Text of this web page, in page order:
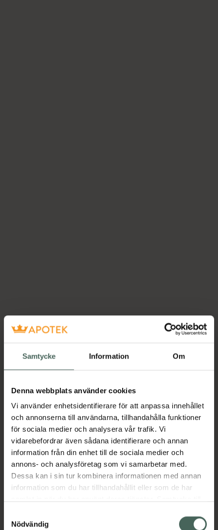
Samtycke Information Om
Denna webbplats använder cookies
Vi använder enhetsidentifierare för att anpassa innehållet
och annonserna till användarna, tillhandahålla funktioner
för sociala medier och analysera vår trafik. Vi
vidarebefordrar även sådana identifierare och annan
information från din enhet till de sociala medier och
annons- och analysföretag som vi samarbetar med.
Dessa kan i sin tur kombinera informationen med annan
information som du har tillhandahållit eller som de har
återkalla ditt samtycke via webbplatsens
Nödvändig